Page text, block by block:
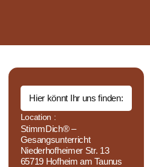
Hier könnt Ihr uns finden:
Location :
StimmDich® –
Gesangsunterricht
Niederhofheimer Str. 13
65719 Hofheim am Taunus